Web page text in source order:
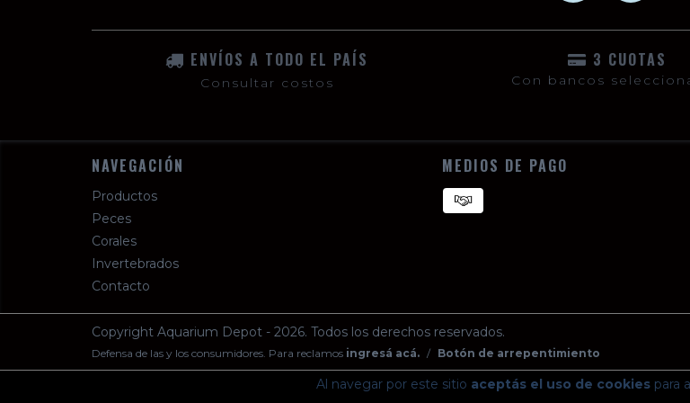
Al navegar por este sitio aceptás el uso de cookiespara
ENVÍOS A TODO EL PAÍS
Consultar costos
3 CUOTAS
Con bancos
NAVEGACIÓN
Productos
Peces
Corales
Invertebrados
Contacto
MEDIOS DE PAGO
Copyright Aquarium Depot - 2026. Todos los derechos reservados.
Defensa de las y los consumidores. Para reclamos ingresá acá. / Botón de arrepentimiento